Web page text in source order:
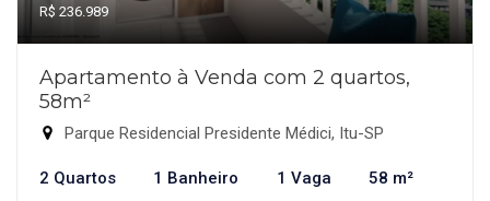
R$ 236.989
Apartamento à Venda com 2 quartos,
58m²
Parque Residencial Presidente Médici, Itu-SP
2 Quartos 1 Banheiro 1 Vaga 58 m²